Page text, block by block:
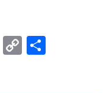
Threads
Copy